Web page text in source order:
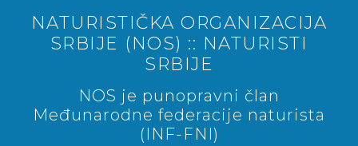
NATURISTIČKA ORGANIZACIJA
SRBIJE (NOS) :: NATURISTI
SRBIJE
NOS je punopravni član
Međunarodne federacije naturista
(INF-FNI)